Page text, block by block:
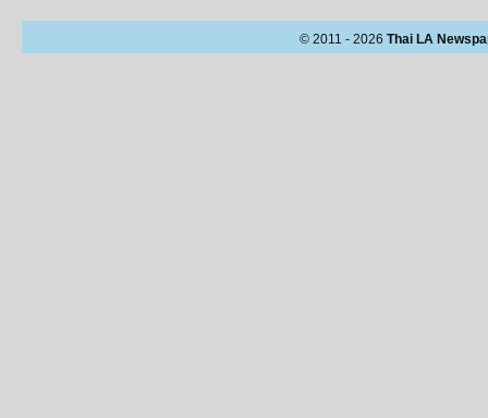
© 2011 - 2026 Thai LA